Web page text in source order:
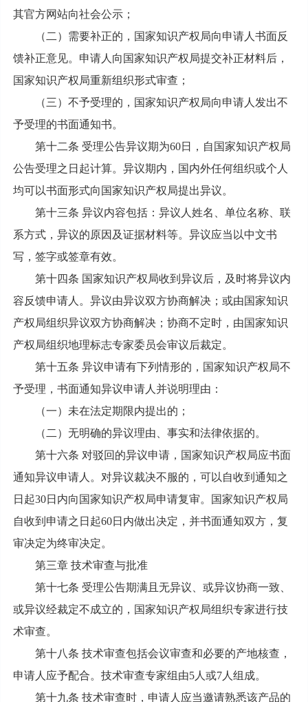
其官方网站向社会公示；
（二）需要补正的，国家知识产权局向申请人书面反
馈补正意见。申请人向国家知识产权局提交补正材料后，
国家知识产权局重新组织形式审查；
（三）不予受理的，国家知识产权局向申请人发出不
予受理的书面通知书。
第十二条 受理公告异议期为60日，自国家知识产权局
公告受理之日起计算。异议期内，国内外任何组织或个人
均可以书面形式向国家知识产权局提出异议。
第十三条 异议内容包括：异议人姓名、单位名称、联
系方式，异议的原因及证据材料等。异议应当以中文书
写，签字或签章有效。
第十四条 国家知识产权局收到异议后，及时将异议内
容反馈申请人。异议由异议双方协商解决；或由国家知识
产权局组织异议双方协商解决；协商不定时，由国家知识
产权局组织地理标志专家委员会审议后裁定。
第十五条 异议申请有下列情形的，国家知识产权局不
予受理，书面通知异议申请人并说明理由：
（一）未在法定期限内提出的；
（二）无明确的异议理由、事实和法律依据的。
第十六条 对驳回的异议申请，国家知识产权局应书面
通知异议申请人。对异议裁决不服的，可以自收到通知之
日起30日内向国家知识产权局申请复审。国家知识产权局
自收到申请之日起60日内做出决定，并书面通知双方，复
审决定为终审决定。
第三章 技术审查与批准
第十七条 受理公告期满且无异议、或异议协商一致、
或异议经裁定不成立的，国家知识产权局组织专家进行技
术审查。
第十八条 技术审查包括会议审查和必要的产地核查，
申请人应予配合。技术审查专家组由5人或7人组成。
第十九条 技术审查时，申请人应当邀请熟悉该产品的